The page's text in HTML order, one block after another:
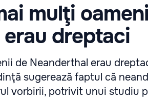
mulţi
dreptaci
de Neanderthal erau
sugerează faptul că
vorbirii, potrivit unui studiu